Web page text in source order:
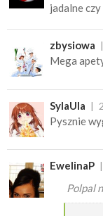
jadalne czy
zbysiowa
Mega
SylaUla
Pysznie
EwelinaP
Polpal